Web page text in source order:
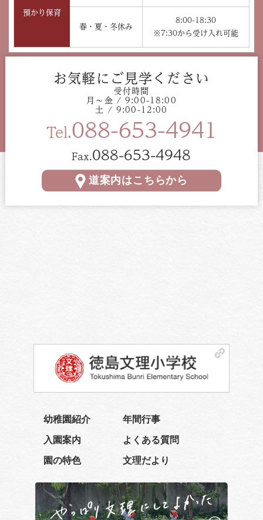
預かり保育
春・夏・冬休み
8:00-18:30
※7:30から受け入れ可能
お気軽にご見学ください
受付時間
月〜金 / 9:00-18:00
土 / 9:00-12:00
Tel.088-653-4941
Fax.088-653-4948
道案内はこちらから
幼稚園紹介 年間行事
入園案内 よくある質問
園の特色 文理だより